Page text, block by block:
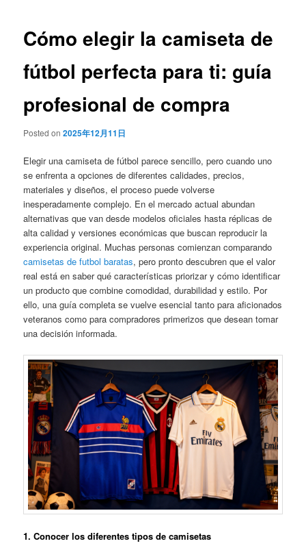
Cómo elegir la camiseta de
fútbol perfecta para ti: guía
profesional de compra
Posted on2025年12月11日
Elegir una camiseta de fútbol parece sencillo, pero cuando uno
se enfrenta a opciones de diferentes calidades, precios,
materiales y diseños, el proceso puede volverse
inesperadamente complejo. En el mercado actual abundan
alternativas que van desde modelos oficiales hasta réplicas de
alta calidad y versiones económicas que buscan reproducir la
experiencia original. Muchas personas comienzan comparando
camisetas de futbol baratas, pero pronto descubren que el valor
real está en saber qué características priorizar y cómo identificar
un producto que combine comodidad, durabilidad y estilo. Por
ello, una guía completa se vuelve esencial tanto para aficionados
veteranos como para compradores primerizos que desean tomar
una decisión informada.
1. Conocer los diferentes tipos de camisetas